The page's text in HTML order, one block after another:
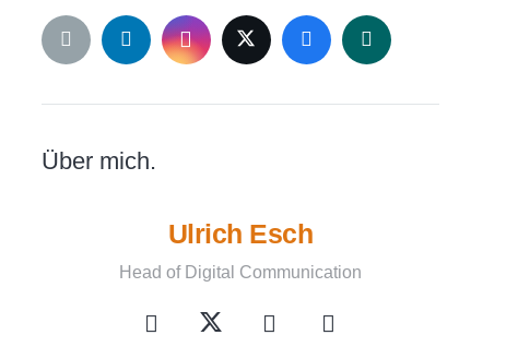
Über mich.
Ulrich Esch
Head of Digital Communication